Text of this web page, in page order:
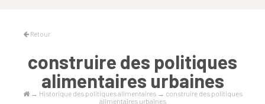
Retour
construire des politiques
alimentaires urbaines
→ Historique des politiques alimentaires→ construire des politiques
alimentaires urbaines